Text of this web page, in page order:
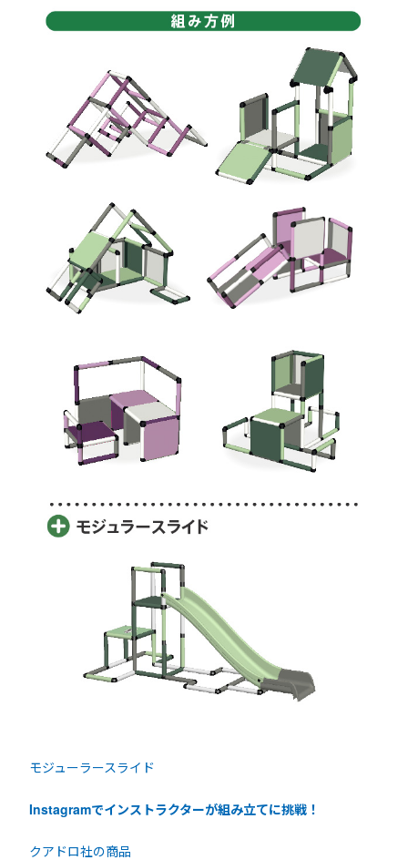
モジューラースライド
Instagramでインストラクターが組み立てに挑戦！
クアドロ社の商品